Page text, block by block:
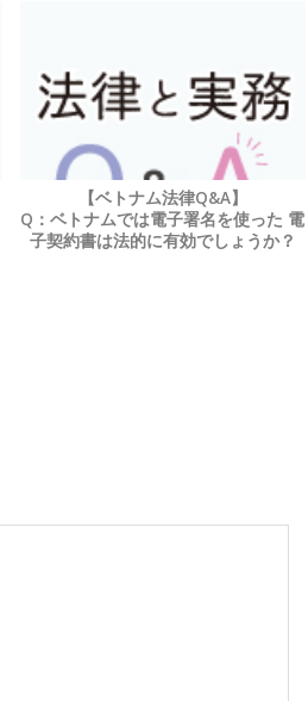
【ベトナム法律Q&A】
Q：ベトナムでは電子署名を使った 電
子契約書は法的に有効でしょうか？